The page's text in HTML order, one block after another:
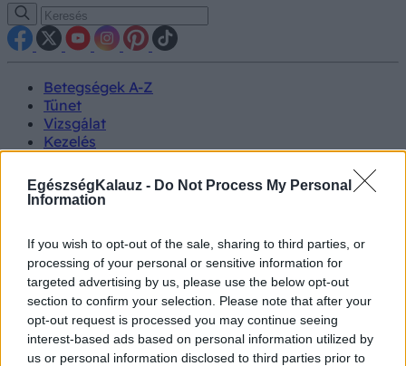
EgészségKalauz - Do Not Process My Personal
Information
If you wish to opt-out of the sale, sharing to third parties, or
processing of your personal or sensitive information for
targeted advertising by us, please use the below opt-out
section to confirm your selection. Please note that after your
opt-out request is processed you may continue seeing
interest-based ads based on personal information utilized by
us or personal information disclosed to third parties prior to
Betegségek A-Z
Tünet
Vizsgálat
Kezelés
Kutatás
Prevenció
Kisállatok egészsége
#allergia#influenza#cukorbetegség
#orvosmeteorológia#vérnyomás#stroke#rákbetegség
#pajzsmirigy#reflux#ekcéma#herpesz
Regisztráció